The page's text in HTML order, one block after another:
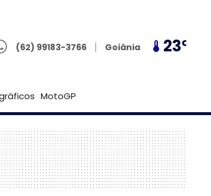
(62) 99183-3766
23º Brasília 19º
MotoGP